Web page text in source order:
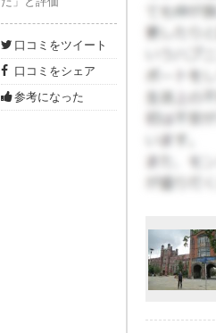
口コミをツイート
口コミをシェア
参考になった